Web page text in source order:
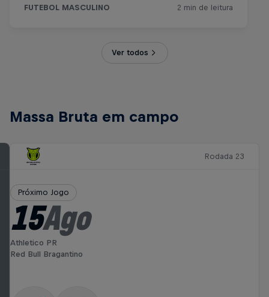
Ver todos
Massa Bruta em campo
Rodada 23
Próximo Jogo
15Ago
Athletico PR
Red Bull Bragantino